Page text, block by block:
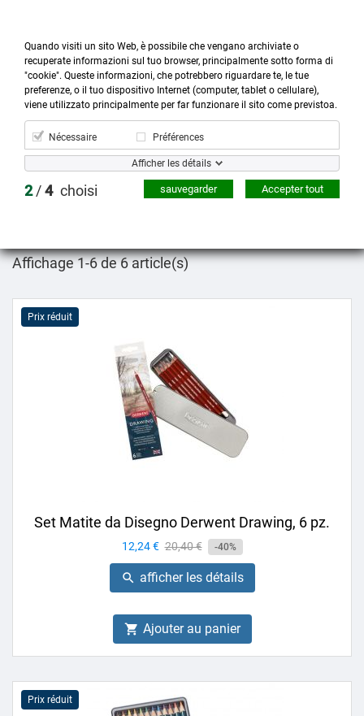

Catégories

Account

Rechercher
more_horiz
Liens
shopping_cart
Confezioni
Affichage 1-6 de 6 article(s)
Prix réduit
Set Matite da Disegno Derwent Drawing, 6 pz.
Prix
12,24 € Prix
de
base
20,40 € -40%
 afficher les détails
 Ajouter au panier
Prix réduit
Quando visiti un sito Web, è possibile che vengano archiviate o
recuperate informazioni sul tuo browser, principalmente sotto forma di
"cookie". Queste informazioni, che potrebbero riguardare te, le tue
preferenze, o il tuo dispositivo Internet (computer, tablet o cellulare),
viene utilizzato principalmente per far funzionare il sito come previstoa.
Nécessaire Préférences
Afficher les détails
2/4 choisi Accepter tout
sauvegarder